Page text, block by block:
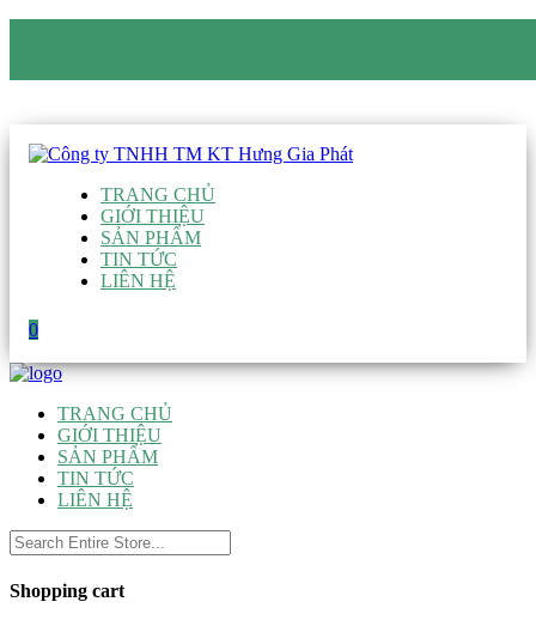
TRANG CHỦ
GIỚI THIỆU
SẢN PHẨM
TIN TỨC
LIÊN HỆ
0
TRANG CHỦ
GIỚI THIỆU
SẢN PHẨM
TIN TỨC
LIÊN HỆ
Shopping cart